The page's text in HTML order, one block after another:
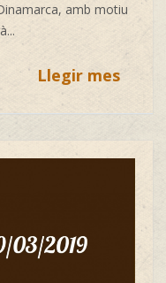
amb motiu
Llegir mes